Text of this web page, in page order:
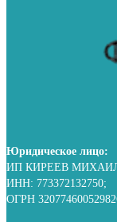
Юридическое лицо:
ИП КИРЕЕВ
ИНН: 773372132750;
ОГРН